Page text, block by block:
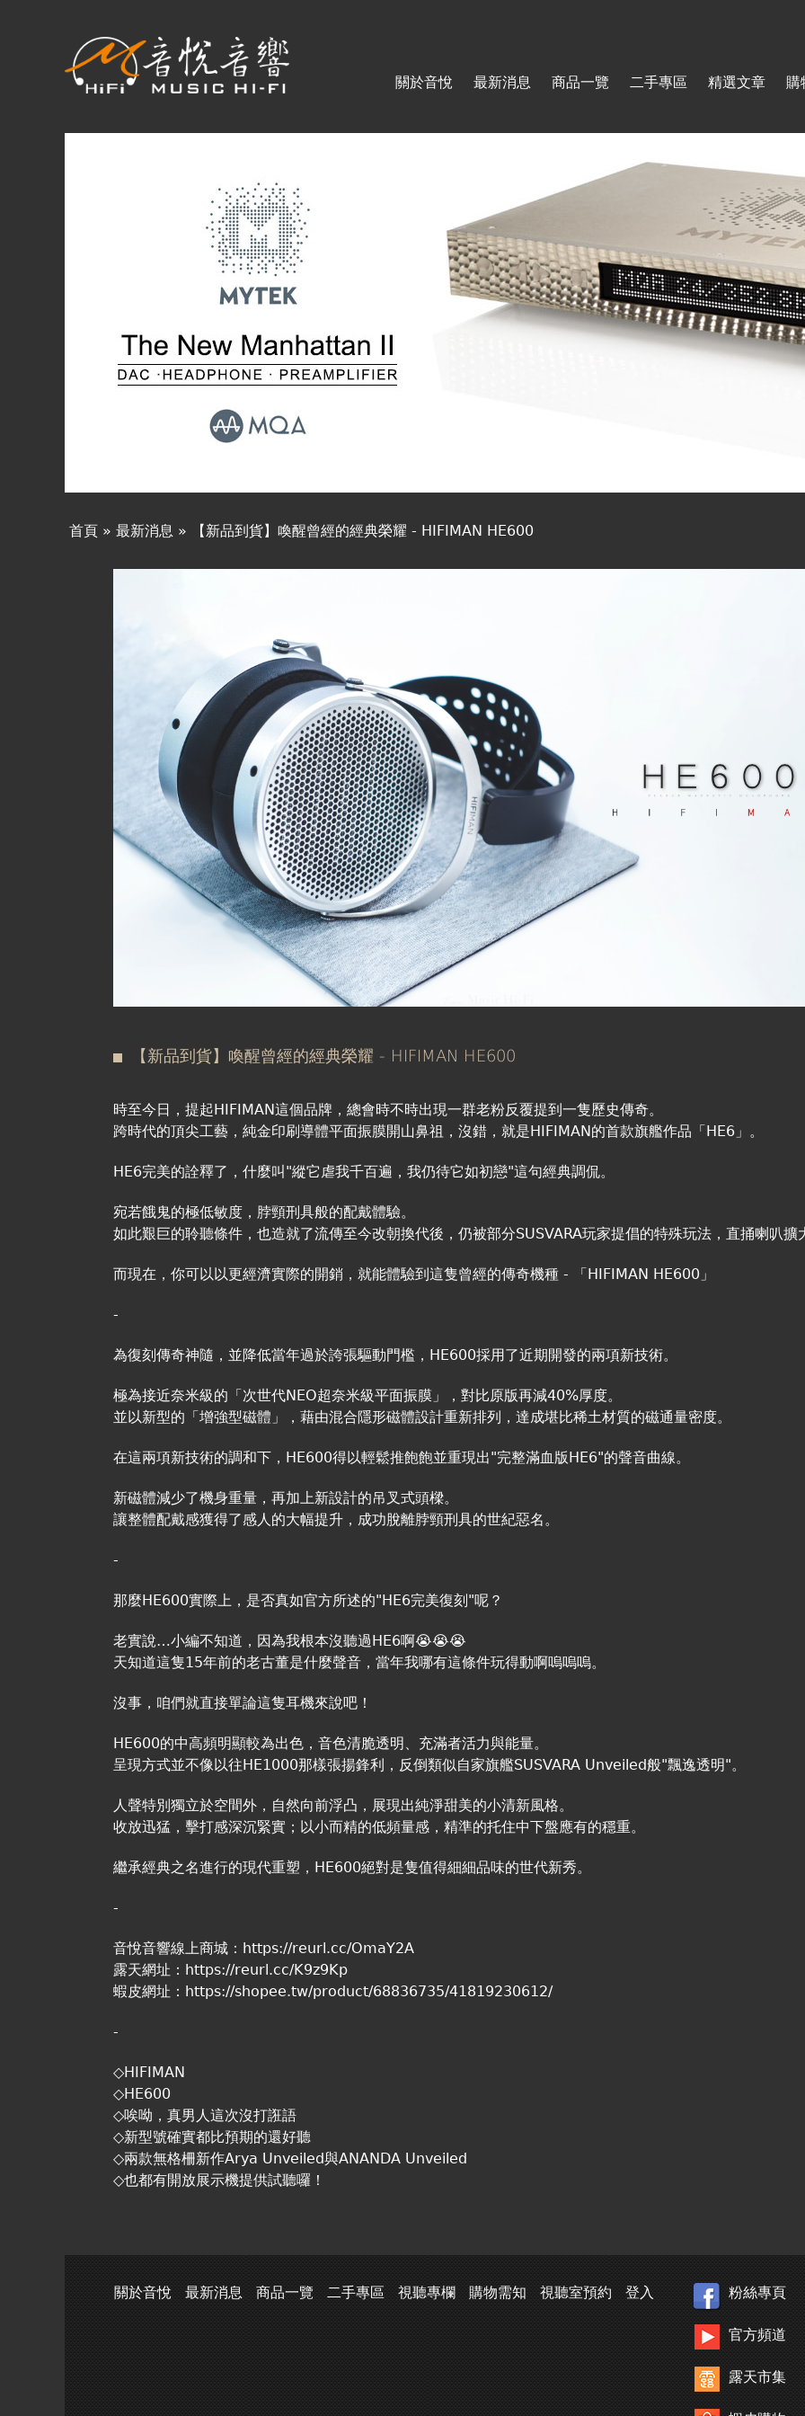
關於音悅 最新消息 商品一覽 二手專區 精選文章 購
首頁 » 最新消息 » 【新品到貨】喚醒曾經的經典榮耀 - HIFIMAN HE600
【新品到貨】喚醒曾經的經典榮耀 - HIFIMAN HE600
時至今日，提起HIFIMAN這個品牌，總會時不時出現一群老粉反覆提到一隻歷史傳奇。
跨時代的頂尖工藝，純金印刷導體平面振膜開山鼻祖，沒錯，就是HIFIMAN的首款旗艦作品「HE6」。
HE6完美的詮釋了，什麼叫"縱它虐我千百遍，我仍待它如初戀"這句經典調侃。
宛若餓鬼的極低敏度，脖頸刑具般的配戴體驗。
如此艱巨的聆聽條件，也造就了流傳至今改朝換代後，仍被部分SUSVARA玩家提倡的特殊玩法，直捅喇叭擴
而現在，你可以以更經濟實際的開銷，就能體驗到這隻曾經的傳奇機種 - 「HIFIMAN HE600」
-
為復刻傳奇神隨，並降低當年過於誇張驅動門檻，HE600採用了近期開發的兩項新技術。
極為接近奈米級的「次世代NEO超奈米級平面振膜」，對比原版再減40%厚度。
並以新型的「增強型磁體」，藉由混合隱形磁體設計重新排列，達成堪比稀土材質的磁通量密度。
在這兩項新技術的調和下，HE600得以輕鬆推飽飽並重現出"完整滿血版HE6"的聲音曲線。
新磁體減少了機身重量，再加上新設計的吊叉式頭樑。
讓整體配戴感獲得了感人的大幅提升，成功脫離脖頸刑具的世紀惡名。
-
那麼HE600實際上，是否真如官方所述的"HE6完美復刻"呢？
老實說…小編不知道，因為我根本沒聽過HE6啊😭😭😭
天知道這隻15年前的老古董是什麼聲音，當年我哪有這條件玩得動啊嗚嗚嗚。
沒事，咱們就直接單論這隻耳機來說吧！
HE600的中高頻明顯較為出色，音色清脆透明、充滿者活力與能量。
呈現方式並不像以往HE1000那樣張揚鋒利，反倒類似自家旗艦SUSVARA Unveiled般"飄逸透明"。
人聲特別獨立於空間外，自然向前浮凸，展現出純淨甜美的小清新風格。
收放迅猛，擊打感深沉緊實；以小而精的低頻量感，精準的托住中下盤應有的穩重。
繼承經典之名進行的現代重塑，HE600絕對是隻值得細細品味的世代新秀。
-
音悅音響線上商城： https://reurl.cc/OmaY2A
露天網址： https://reurl.cc/K9z9Kp
蝦皮網址： https://shopee.tw/product/68836735/41819230612/
-
◇HIFIMAN
◇HE600
◇唉呦，真男人這次沒打誑語
◇新型號確實都比預期的還好聽
◇兩款無格柵新作Arya Unveiled與ANANDA Unveiled
◇也都有開放展示機提供試聽囉！
關於音悅 最新消息 商品一覽 二手專區 視聽專欄 購物需知 視聽室預約 登入 粉絲專頁
官方頻道
露天市集